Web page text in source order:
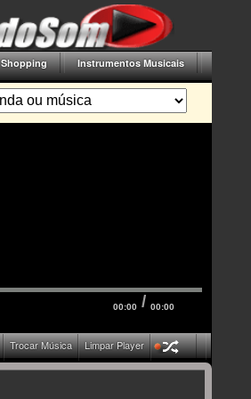
Shopping Instrumentos Musicais
00:00 / 00:00
Trocar Música Limpar Player